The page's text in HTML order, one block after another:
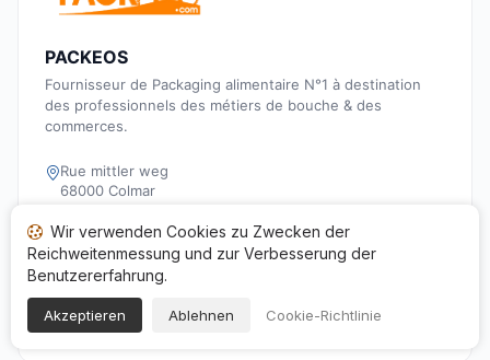
PACKEOS
Fournisseur de Packaging alimentaire N°1 à destination
des professionnels des métiers de bouche & des
commerces.
Rue mittler weg
68000 Colmar
03 89 23 43 18
service.commercial@packeos.com
https://www.packeos.com/
Wir verwenden Cookies zu Zwecken der
Reichweitenmessung und zur Verbesserung der
Benutzererfahrung.
Akzeptieren Ablehnen Cookie-Richtlinie